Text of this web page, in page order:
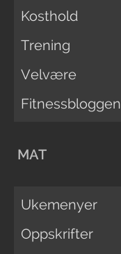
Kosthold
Trening
Velvære
Fitnessbloggen
MAT
Ukemenyer
Oppskrifter